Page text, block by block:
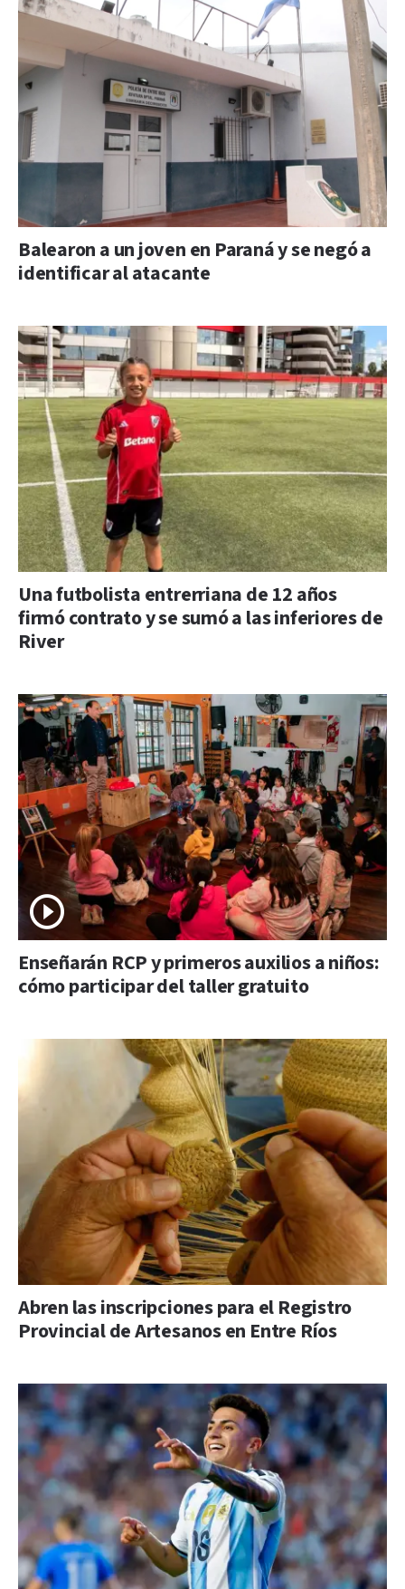
Balearon a un joven en Paraná y se negó a
identificar al atacante
Una futbolista entrerriana de 12 años
firmó contrato y se sumó a las inferiores de
River
Enseñarán RCP y primeros auxilios a niños:
cómo participar del taller gratuito
Abren las inscripciones para el Registro
Provincial de Artesanos en Entre Ríos